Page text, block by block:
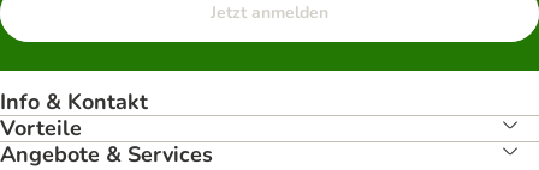
Jetzt anmelden
Info & Kontakt
Vorteile
Angebote & Services